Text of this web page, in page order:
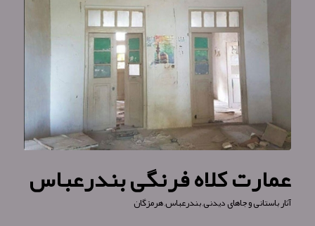
عمارت کلاه‌ فرنگی بندرعباس
آثار باستانی و جاهای دیدنی,بندرعباس,هرمزگان